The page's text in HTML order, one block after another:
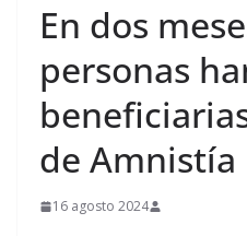
En dos
personas
de Amnistía
16 agosto 2024